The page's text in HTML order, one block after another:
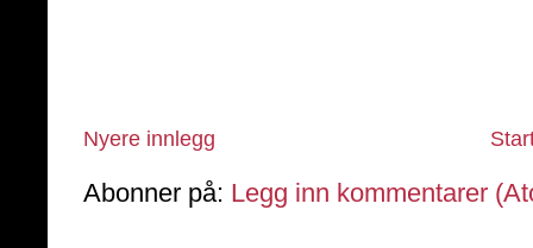
Nyere innlegg
Abonner på: Legg inn kommentarer